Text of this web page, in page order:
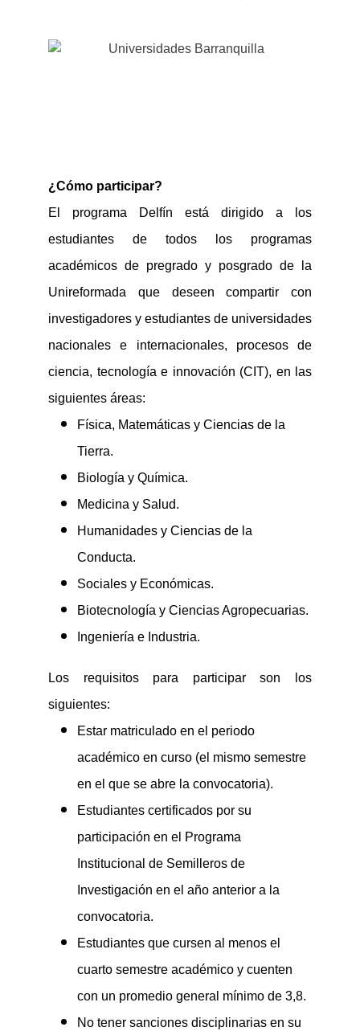
¿Cómo participar?
El programa Delfín está dirigido a los
estudiantes de todos los programas
académicos de pregrado y posgrado de la
Unireformada que deseen compartir con
investigadores y estudiantes de universidades
nacionales e internacionales, procesos de
ciencia, tecnología e innovación (CIT), en las
siguientes áreas:
Física, Matemáticas y Ciencias de la
Tierra.
Biología y Química.
Medicina y Salud.
Humanidades y Ciencias de la
Conducta.
Sociales y Económicas.
Biotecnología y Ciencias Agropecuarias.
ngeniería e Industria.
Los requisitos para participar son los
siguientes:
Estar matriculado en el periodo
académico en curso (e mismo semestre
en el que se abre la convocatoria).
Estudiantes certificados por su
participación en el Programa
Institucional de Semilleros de
Investigación en el año anterior a la
convocatoria.
Estudiantes que cursen al menos el
cuarto semestre académico y cuenten
con un promedio general mínimo de 3,8.
No tener sanciones disciplinarias en su